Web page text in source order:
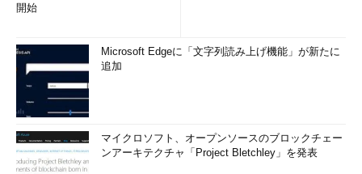
開始
Microsoft Edgeに「文字列読み上げ機能」が新たに
追加
マイクロソフト、オープンソースのブロックチェー
ンアーキテクチャ「Project Bletchley」を発表